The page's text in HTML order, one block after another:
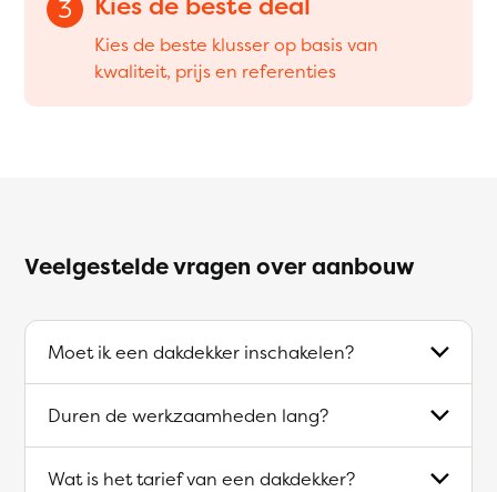
3
Kies de beste klusser op basis van
kwaliteit, prijs en referenties
Veelgestelde vragen over aanbouw
Moet ik een dakdekker inschakelen?
Duren de werkzaamheden lang?
Wat is het tarief van een dakdekker?